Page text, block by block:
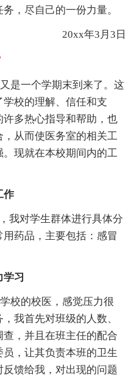
，尽自己的一份力量。
20xx年3月3日
一个学期末到来了。这
校的理解、信任和支
多热心指导和帮助，也
从而使医务室的相关工
现就在本校期间内的工
作
对学生群体进行具体分
药品，主要包括：感冒
习
的校医，感觉压力很
我首先对班级的人数、
，并且在班主任的配合
，让其负责本班的卫生
馈给我，对出现的问题